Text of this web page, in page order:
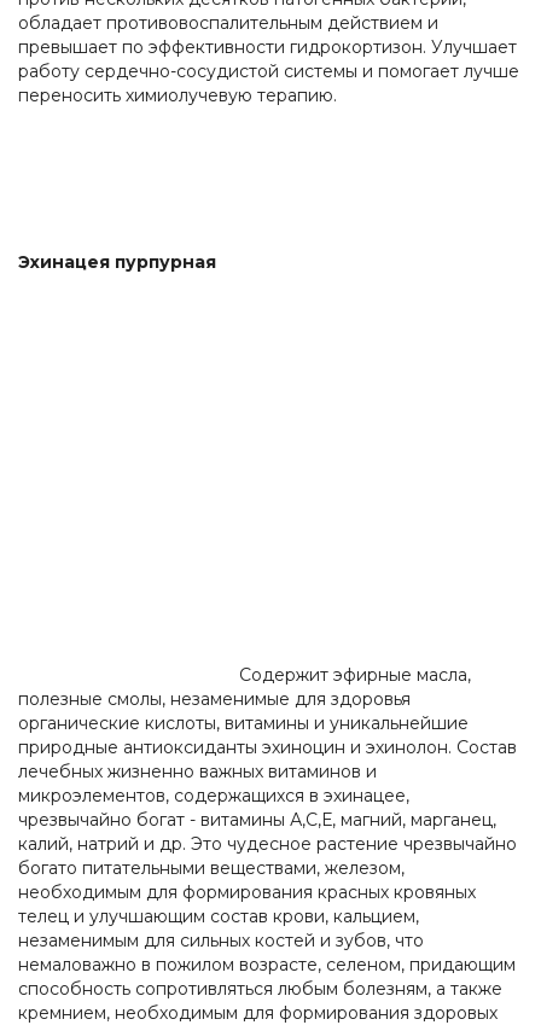
обладает противовоспалительным действием и
превышает по эффективности гидрокортизон. Улучшает
работу сердечно-сосудистой системы и помогает лучше
переносить химиолучевую терапию.
Эхинацея пурпурная
Содержит эфирные масла,
полезные смолы, незаменимые для здоровья
органические кислоты, витамины и уникальнейшие
природные антиоксиданты эхиноцин и эхинолон. Состав
лечебных жизненно важных витаминов и
микроэлементов, содержащихся в эхинацее,
чрезвычайно богат - витамины А,С,Е, магний, марганец,
калий, натрий и др. Это чудесное растение чрезвычайно
богато питательными веществами, железом,
необходимым для формирования красных кровяных
телец и улучшающим состав крови, кальцием,
незаменимым для сильных костей и зубов, что
немаловажно в пожилом возрасте, селеном, придающим
способность сопротивляться любым болезням, а также
кремнием, необходимым для формирования здоровых